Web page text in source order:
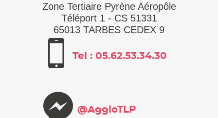
Zone Tertiaire Pyrène Aéropôle
Téléport 1 - CS 51331
65013 TARBES CEDEX 9
Tel : 05.62.53.34.30
@AggloTLP